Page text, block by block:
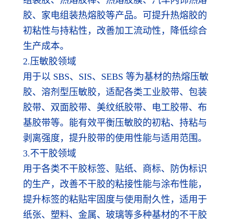
胶、家电组装热熔胶等产品。可提升热熔胶的
初粘性与持粘性，改善加工流动性，降低综合
生产成本。
2.压敏胶领域
用于以 SBS、SIS、SEBS 等为基材的热熔压敏
胶、溶剂型压敏胶，适配各类工业胶带、包装
胶带、双面胶带、美纹纸胶带、电工胶带、布
基胶带等。能有效平衡压敏胶的初粘、持粘与
剥离强度，提升胶带的使用性能与适用范围。
3.不干胶领域
用于各类不干胶标签、贴纸、商标、防伪标识
的生产，改善不干胶的粘接性能与涂布性能，
提升标签的粘贴牢固度与使用耐久性，适用于
纸张、塑料、金属、玻璃等多种基材的不干胶